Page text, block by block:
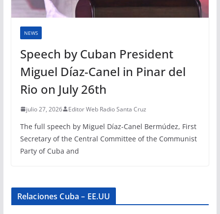
NEWS
Speech by Cuban President
Miguel Díaz-Canel in Pinar del
Rio on July 26th
julio 27, 2026 Editor Web Radio Santa Cruz
The full speech by Miguel Díaz-Canel Bermúdez, First
Secretary of the Central Committee of the Communist
Party of Cuba and
Relaciones Cuba – EE.UU